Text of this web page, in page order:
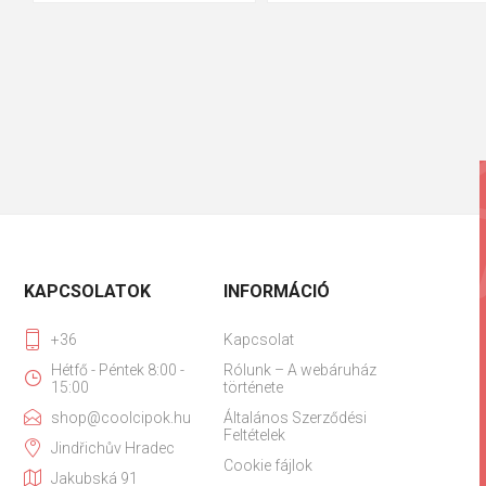
KAPCSOLATOK
+36
Hétfő - Péntek 8:00 -
15:00
shop@coolcipok.hu
Jindřichův Hradec
Jakubská 91
INFORMÁCIÓ
Kapcsolat
Rólunk – A webáruház
története
Általános Szerződési
Feltételek
Cookie fájlok